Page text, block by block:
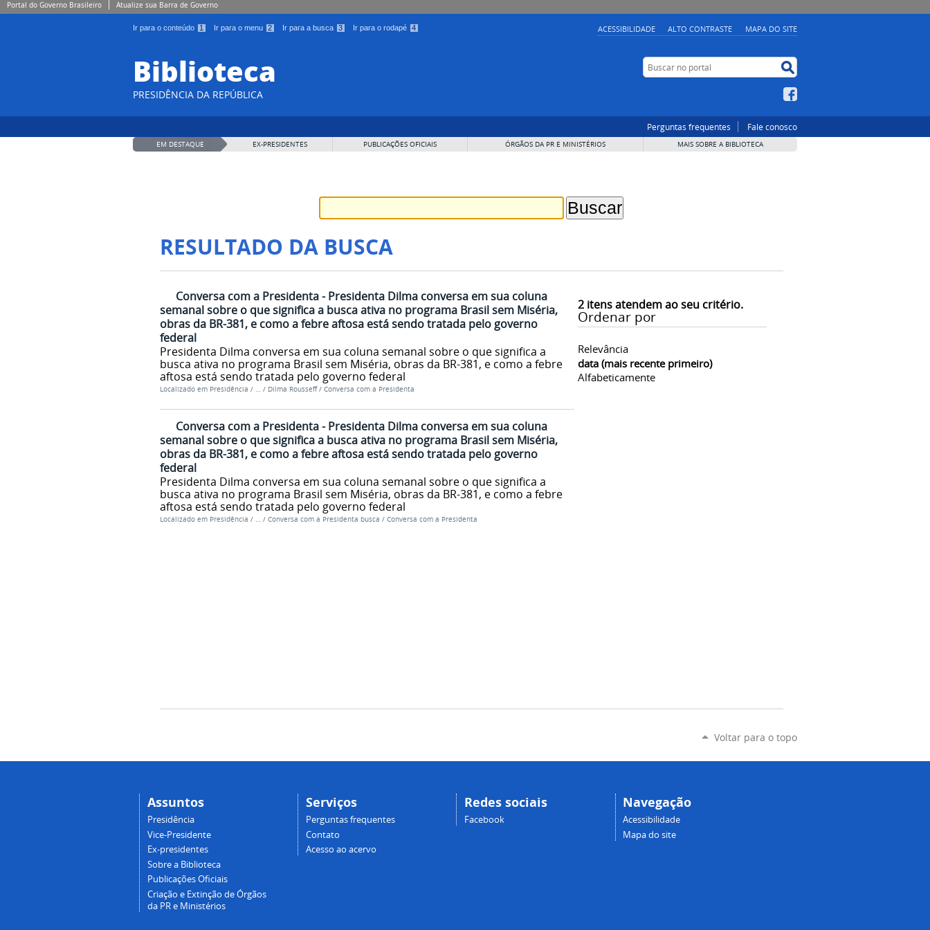
Portal do Governo Brasileiro Atualize sua Barra de Governo
Ir para o conteúdo 1 Ir para o menu 2 Ir para a busca 3 Ir para o rodapé 4 ACESSIBILIDADE ALTO CONTRASTE MAPA DO SITE
Biblioteca
PRESIDÊNCIA DA REPÚBLICA
Buscar no portal
Perguntas frequentes Fale conosco
EM DESTAQUE EX-PRESIDENTES PUBLICAÇÕES OFICIAIS ÓRGÃOS DA PR E MINISTÉRIOS MAIS SOBRE A BIBLIOTECA
RESULTADO DA BUSCA
2itens atendem ao seu critério.
Ordenar por
Relevância
data (mais recente primeiro)
Alfabeticamente
Conversa com a Presidenta - Presidenta Dilma conversa em sua coluna
semanal sobre o que significa a busca ativa no programa Brasil sem Miséria,
obras da BR-381, e como a febre aftosa está sendo tratada pelo governo
federal
Presidenta Dilma conversa em sua coluna semanal sobre o que significa a
busca ativa no programa Brasil sem Miséria, obras da BR-381, e como a febre
aftosa está sendo tratada pelo governo federal
Localizado em Presidência / … / Dilma Rousseff / Conversa com a Presidenta
Conversa com a Presidenta - Presidenta Dilma conversa em sua coluna
semanal sobre o que significa a busca ativa no programa Brasil sem Miséria,
obras da BR-381, e como a febre aftosa está sendo tratada pelo governo
federal
Presidenta Dilma conversa em sua coluna semanal sobre o que significa a
busca ativa no programa Brasil sem Miséria, obras da BR-381, e como a febre
aftosa está sendo tratada pelo governo federal
Localizado em Presidência / … / Conversa com a Presidenta busca / Conversa com a Presidenta
Voltar para o topo
Assuntos
Presidência
Vice-Presidente
Ex-presidentes
Sobre a Biblioteca
Publicações Oficiais
Criação e Extinção de Órgãos
da PR e Ministérios
Serviços
Perguntas frequentes
Contato
Acesso ao acervo
Redes sociais
Facebook
Navegação
Acessibilidade
Mapa do site